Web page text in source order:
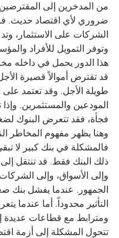
من المدخرين إلى المقترضين.
ضروري لأي اقتصاد حديث.
الشركات على الاستثمار،
وتوفر التمويل للأفراد
هذا الدور يحمل في داخله
قد تقترض أموالاً قصيرة
طويلة الأجل. وقد تعتمد على
المودعين والمستثمرين.
فجأة، فقد تتعرض البنوك
وهنا يظهر مفهوم المخاطر
فالمشكلة في بنك كبير لا
ذلك البنك فقط. قد تنتقل
وإلى الأسواق، وإلى
الجمهور. عندما يفشل بنك
التأثير محدوداً. أما عندما
ومترابط مع قطاعات عديدة
تتحول المشكلة إلى أزمة